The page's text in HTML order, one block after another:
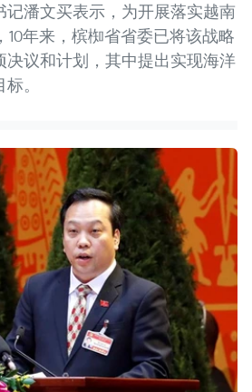
潘文买表示，为开展落实越南
10年来，槟椥省省委已将该战略
决议和计划，其中提出实现海洋
。